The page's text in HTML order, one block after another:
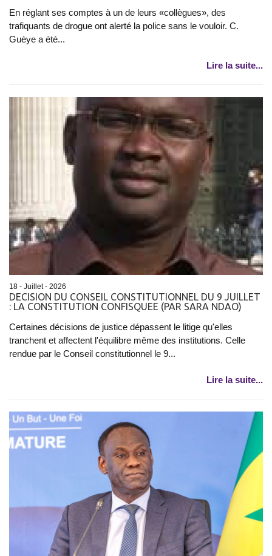
En réglant ses comptes à un de leurs «collègues», des
trafiquants de drogue ont alerté la police sans le vouloir. C.
Guèye a été...
Lire la suite...
18 - Juillet - 2026
DECISION DU CONSEIL CONSTITUTIONNEL DU 9 JUILLET
: LA CONSTITUTION CONFISQUEE (PAR SARA NDAO)
Certaines décisions de justice dépassent le litige qu'elles
tranchent et affectent l'équilibre même des institutions. Celle
rendue par le Conseil constitutionnel le 9...
Lire la suite...